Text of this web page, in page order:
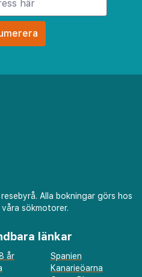
Alla bokningar görs hos
sökmotorer.
länkar
år
Spanien
Kanarieöarna